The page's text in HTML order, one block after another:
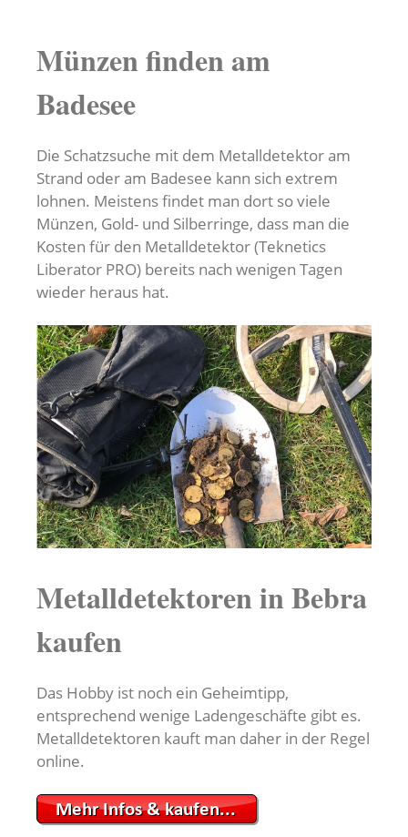
Münzen finden am
Badesee
Die Schatzsuche mit dem Metalldetektor am
Strand oder am Badesee kann sich extrem
lohnen. Meistens findet man dort so viele
Münzen, Gold- und Silberringe, dass man die
Kosten für den Metalldetektor (Teknetics
Liberator PRO) bereits nach wenigen Tagen
wieder heraus hat.
Metalldetektoren in Bebra
kaufen
Das Hobby ist noch ein Geheimtipp,
entsprechend wenige Ladengeschäfte gibt es.
Metalldetektoren kauft man daher in der Regel
online.